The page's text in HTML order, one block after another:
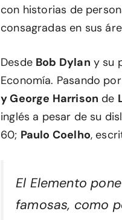
con historias de
consagradas en sus
Desde Bob Dylan y su
Economía. Pasando por
y George Harrison de
inglés a pesar de su
60; Paulo Coelho,
El Elemento
famosas, como